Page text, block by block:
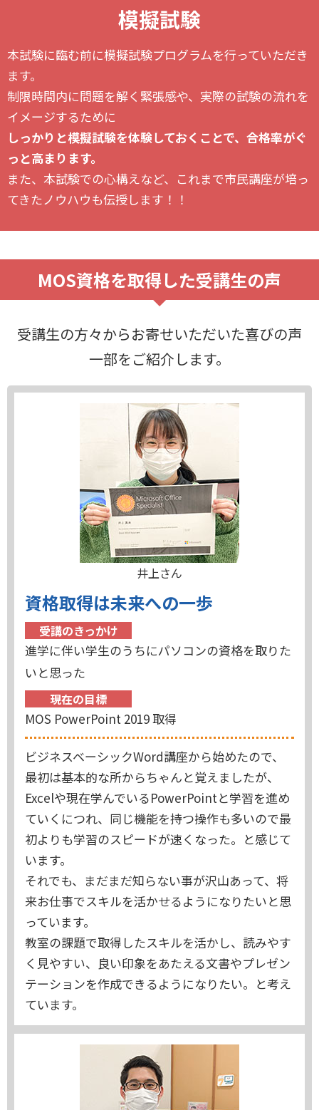
模擬試験
本試験に臨む前に模擬試験プログラムを行っていただき
ます。
制限時間内に問題を解く緊張感や、実際の試験の流れを
イメージするために
しっかりと模擬試験を体験しておくことで、合格率がぐ
っと高まります。
また、本試験での心構えなど、これまで市民講座が培っ
てきたノウハウも伝授します！！
MOS資格を取得した受講生の声
受講生の方々からお寄せいただいた喜びの声
一部をご紹介します。
井上さん
資格取得は未来への一歩
受講のきっかけ
進学に伴い学生のうちにパソコンの資格を取りた
いと思った
現在の目標
MOS PowerPoint 2019 取得
ビジネスベーシックWord講座から始めたので、
最初は基本的な所からちゃんと覚えましたが、
Excelや現在学んでいるPowerPointと学習を進め
ていくにつれ、同じ機能を持つ操作も多いので最
初よりも学習のスピードが速くなった。と感じて
います。
それでも、まだまだ知らない事が沢山あって、将
来お仕事でスキルを活かせるようになりたいと思
っています。
教室の課題で取得したスキルを活かし、読みやす
く見やすい、良い印象をあたえる文書やプレゼン
テーションを作成できるようになりたい。と考え
ています。